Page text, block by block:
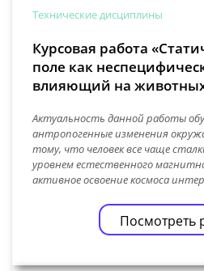
Технические дисциплины
Курсовая работа
поле как
влияющий на
Актуальность данной работы
антропогенные изменения
тому, что человек все чаще
уровнем естественного
активное освоение космоса
Посмотреть